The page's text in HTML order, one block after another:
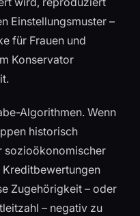
Einstellungsmuster –
für Frauen und
Konservator
Algorithmen. Wenn
historisch
sozioökonomischer
Zugehörigkeit – oder
– negativ zu